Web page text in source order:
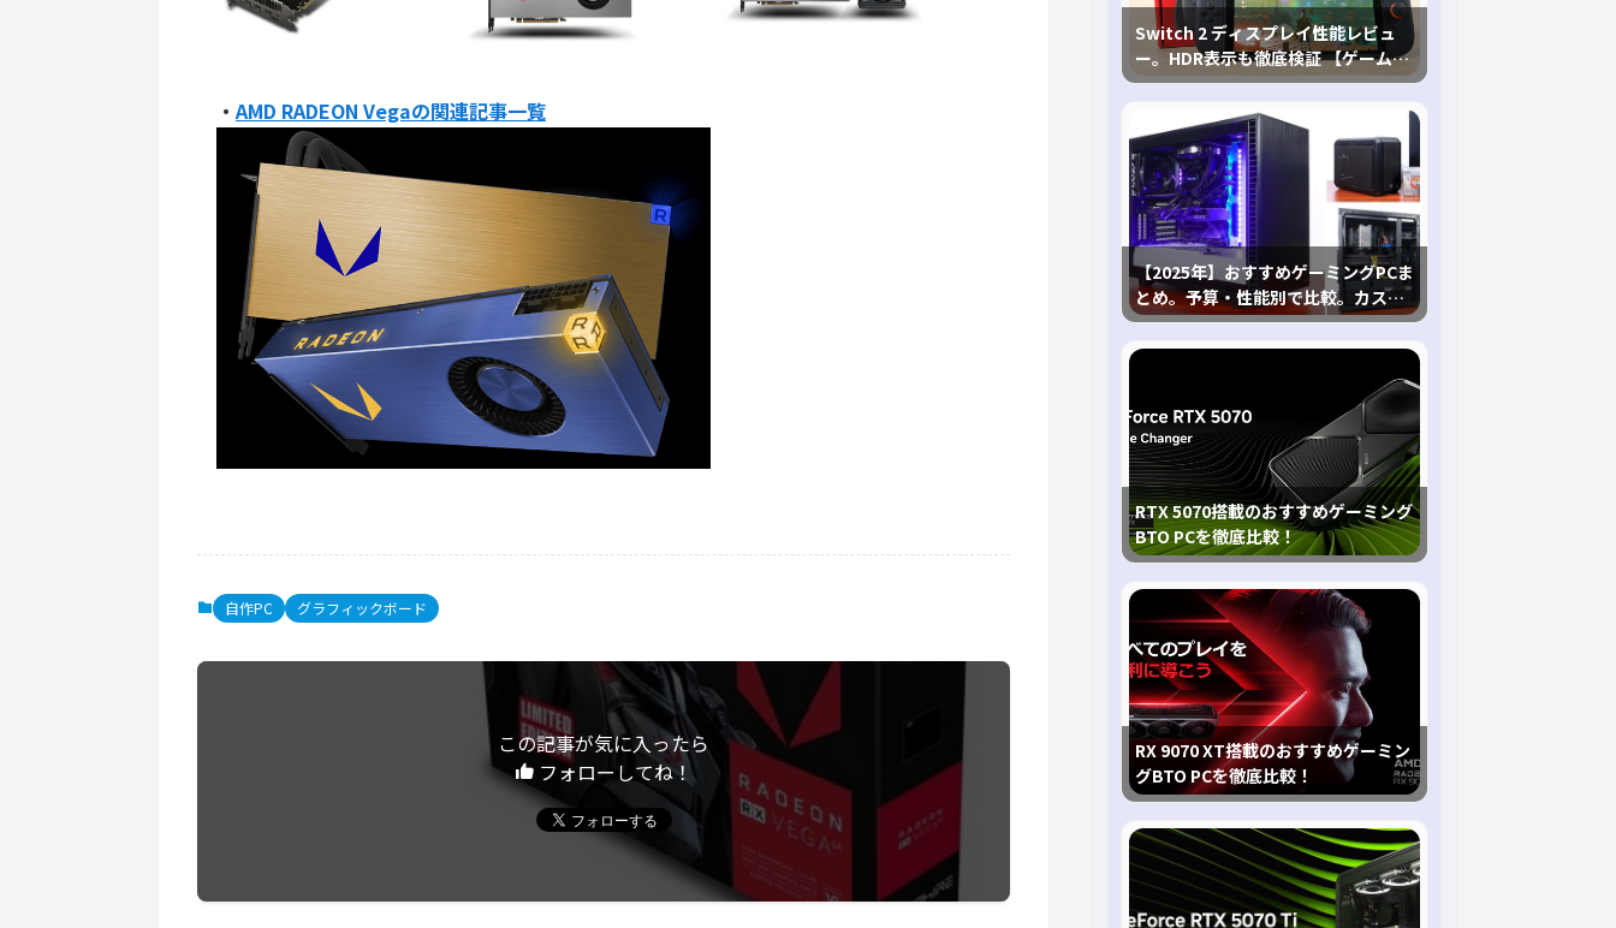
・AMD RADEON Vegaの関連記事一覧
自作PC グラフィックボード
この記事が気に入ったら
フォローしてね！
Switch 2 ディスプレイ性能レビュ
ー。HDR表示も徹底検証 【ゲームに
おけるHDRの未来を切り開く1台！】
【2025年】おすすめゲーミングPCま
とめ。予算・性能別で比較。カスタ
マイズ指南も
RTX 5070搭載のおすすめゲーミング
BTO PCを徹底比較！
RX 9070 XT搭載のおすすめゲーミン
グBTO PCを徹底比較！